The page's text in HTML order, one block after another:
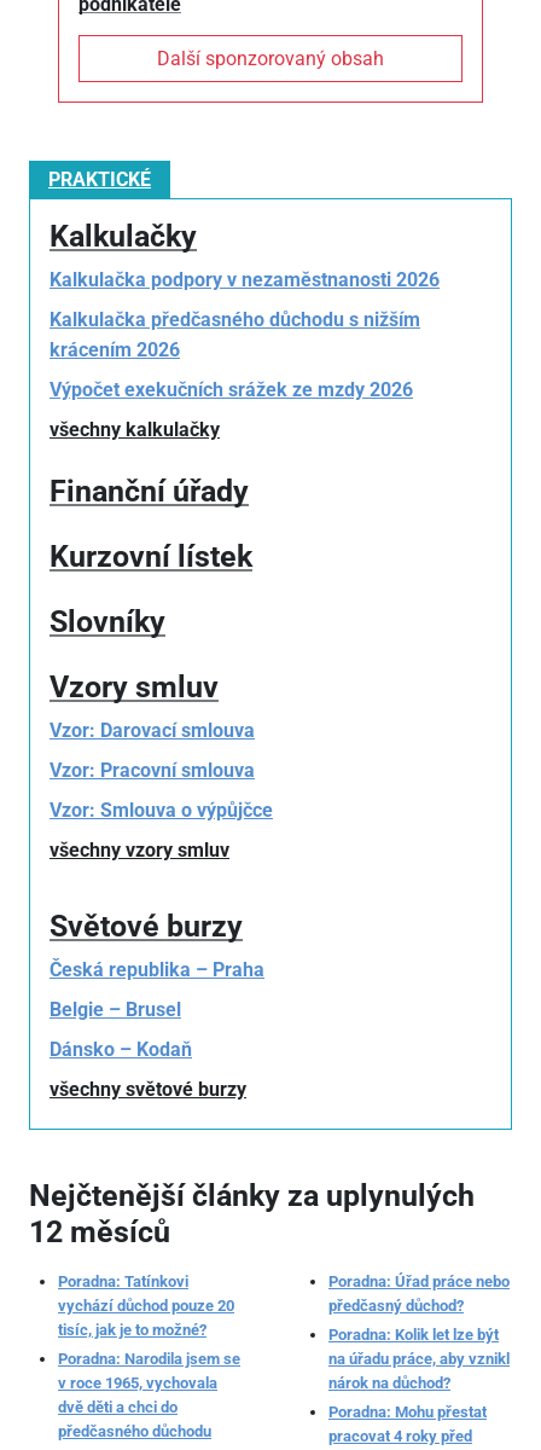
Další sponzorovaný obsah
PRAKTICKÉ
Kalkulačky
Kalkulačka podpory v nezaměstnanosti 2026
Kalkulačka předčasného důchodu s nižším
krácením 2026
Výpočet exekučních srážek ze mzdy 2026
všechny kalkulačky
Finanční úřady
Kurzovní lístek
Slovníky
Vzory smluv
Vzor: Darovací smlouva
Vzor: Pracovní smlouva
Vzor: Smlouva o výpůjčce
všechny vzory smluv
Světové burzy
Česká republika – Praha
Belgie – Brusel
Dánsko – Kodaň
všechny světové burzy
Nejčtenější články za uplynulých
12 měsíců
Poradna: Tatínkovi
vychází důchod pouze 20
tisíc, jak je to možné?
Poradna: Narodila jsem se
v roce 1965, vychovala
dvě děti a chci do
předčasného důchodu
Poradna: Úřad práce nebo
předčasný důchod?
Poradna: Kolik let lze být
na úřadu práce, aby vznikl
nárok na důchod?
Poradna: Mohu přestat
pracovat 4 roky před